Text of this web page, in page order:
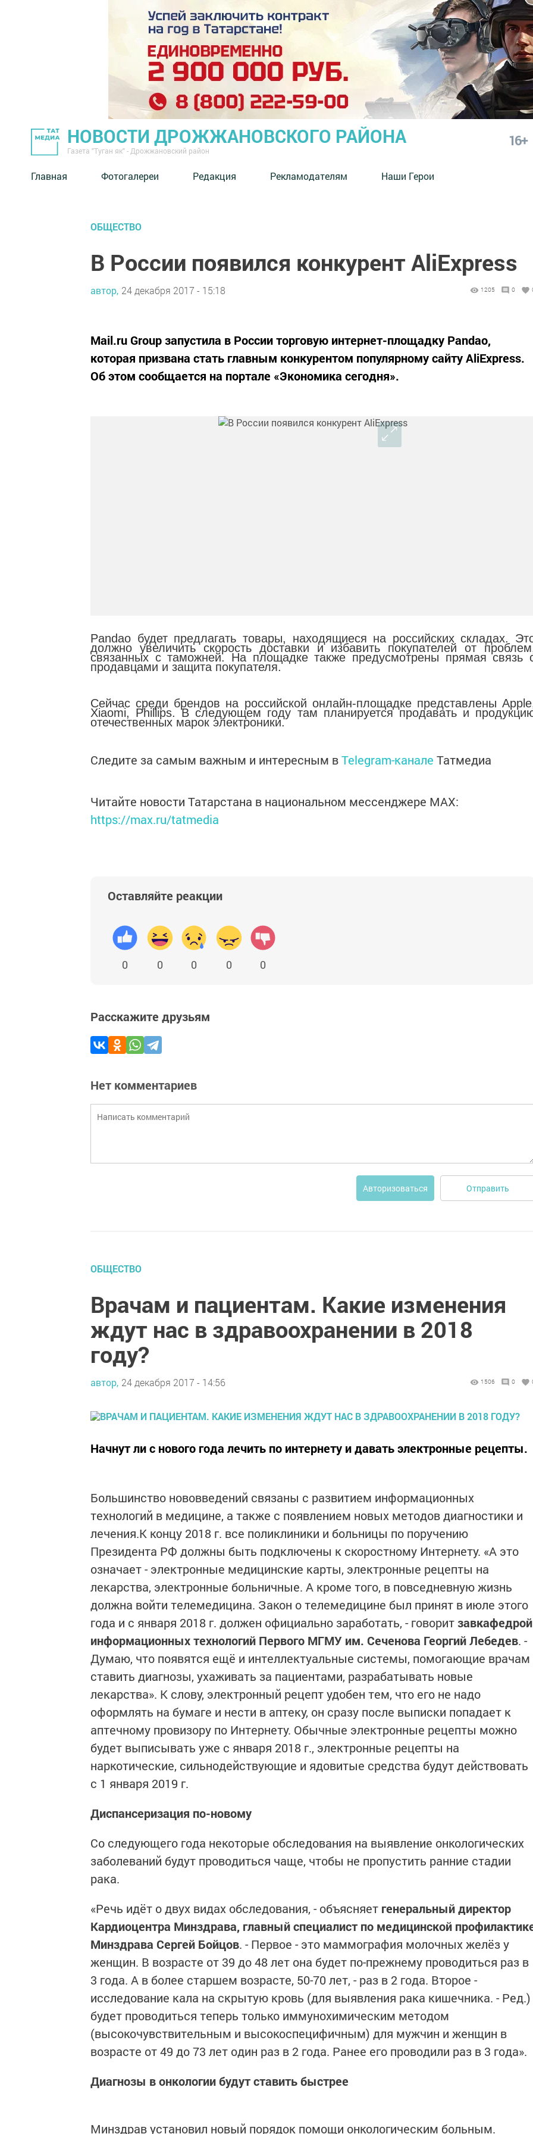
НОВОСТИ ДРОЖЖАНОВСКОГО РАЙОНА
Газета "Туган як" - Дрожжановский район
16+
Главная Фотогалереи Редакция Рекламодателям Наши Герои
ОБЩЕСТВО
В России появился конкурент AliExpress
автор, 24 декабря 2017 - 15:18 1205 0
Mail.ru Group запустила в России торговую интернет-площадку Pandao,
которая призвана стать главным конкурентом популярному сайту AliExpress.
Об этом сообщается на портале «Экономика сегодня».
Pandao будет предлагать товары, находящиеся на российских складах.
должно увеличить скорость доставки и избавить покупателей от
связанных с таможней. На площадке также предусмотрены прямая связь
продавцами и защита покупателя.
Сейчас среди брендов на российской онлайн-площадке представлены
Xiaomi, Phillips. В следующем году там планируется продавать и
отечественных марок электроники.
Следите за самым важным и интересным вTelegram-канале Татмедиа
Читайте новости Татарстана в национальном мессенджере MАХ:
https://max.ru/tatmedia
Оставляйте реакции
0 0 0 0 0
Расскажите друзьям
Нет комментариев
Авторизоваться Отправить
ОБЩЕСТВО
Врачам и пациентам. Какие изменения
ждут нас в здравоохранении в 2018
году?
автор, 24 декабря 2017 - 14:56 1506 0
Начнут ли с нового года лечить по интернету и давать электронные рецепты.
Большинство нововведений связаны с развитием информационных
технологий в медицине, а также с появлением новых методов диагностики и
лечения.К концу 2018 г. все поликлиники и больницы по поручению
Президента РФ должны быть подключены к скоростному Интернету. «А это
означает - электронные медицинские карты, электронные рецепты на
лекарства, электронные больничные. А кроме того, в повседневную жизнь
должна войти телемедицина. Закон о телемедицине был принят в июле этого
года и с января 2018 г. должен официально заработать, - говоритзавкафедрой
информационных технологий Первого МГМУ им. Сеченова Георгий Лебедев. -
Думаю, что появятся ещё и интеллектуальные системы, помогающие врачам
ставить диагнозы, ухаживать за пациентами, разрабатывать новые
лекарства». К слову, электронный рецепт удобен тем, что его не надо
оформлять на бумаге и нести в аптеку, он сразу после выписки попадает к
аптечному провизору по Интернету. Обычные электронные рецепты можно
будет выписывать уже с января 2018 г., электронные рецепты на
наркотические, сильнодействующие и ядовитые средства будут действовать
с 1 января 2019 г.
Диспансеризация по-новому
Со следующего года некоторые обследования на выявление онкологических
заболеваний будут проводиться чаще, чтобы не пропустить ранние стадии
рака.
«Речь идёт о двух видах обследования, - объясняет генеральный директор
Кардио­центра Минздрава, главный специалист по медицинской
Минздрава Сергей Бойцов. - Первое - это маммография молочных желёз у
женщин. В возрасте от 39 до 48 лет она будет по-прежнему проводиться раз в
3 года. А в более старшем возрасте, 50-70 лет, - раз в 2 года. Второе -
исследование кала на скрытую кровь (для выявления рака кишечника. - Ред.)
будет проводиться теперь только иммунохимическим методом
(высокочувствительным и высокоспецифичным) для мужчин и женщин в
возрасте от 49 до 73 лет один раз в 2 года. Ранее его проводили раз в 3 года».
Диагнозы в онкологии будут ставить быстрее
Минздрав установил новый порядок помощи онкологическим больным.